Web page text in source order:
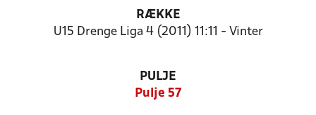
RÆKKE
U15 Drenge Liga 4 (2011) 11:11 - Vinter
PULJE
Pulje 57